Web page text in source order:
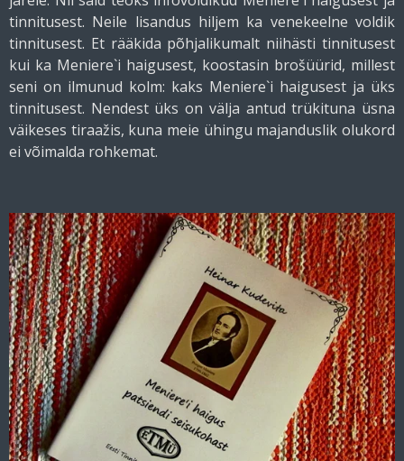
tinnitusest. Neile lisandus hiljem ka venekeelne voldik
tinnitusest. Et rääkida põhjalikumalt niihästi tinnitusest
kui ka Meniere`i haigusest, koostasin brošüürid, millest
seni on ilmunud kolm: kaks Meniere`i haigusest ja üks
tinnitusest. Nendest üks on välja antud trükituna üsna
väikeses tiraažis, kuna meie ühingu majanduslik olukord
ei võimalda rohkemat.